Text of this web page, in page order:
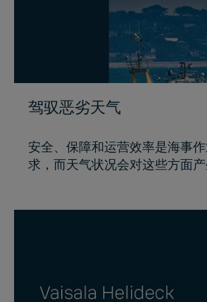
驾驭恶劣天气
安全、保障和运营效率是海事
求，而天气状况会对这些方面产